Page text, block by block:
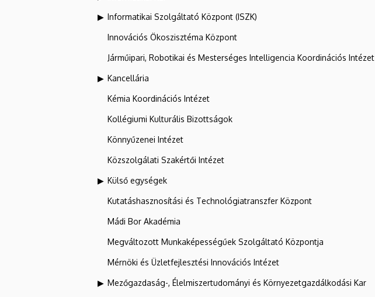
Informatikai Szolgáltató Központ (ISZK)
Innovációs Ökoszisztéma Központ
Járműipari, Robotikai és Mesterséges Intelligencia Koordinációs Intézet
Kancellária
Kémia Koordinációs Intézet
Kollégiumi Kulturális Bizottságok
Könnyűzenei Intézet
Közszolgálati Szakértői Intézet
Külső egységek
Kutatáshasznosítási és Technológiatranszfer Központ
Mádi Bor Akadémia
Megváltozott Munkaképességűek Szolgáltató Központja
Mérnöki és Üzletfejlesztési Innovációs Intézet
Mezőgazdaság-, Élelmiszertudományi és Környezetgazdálkodási Kar